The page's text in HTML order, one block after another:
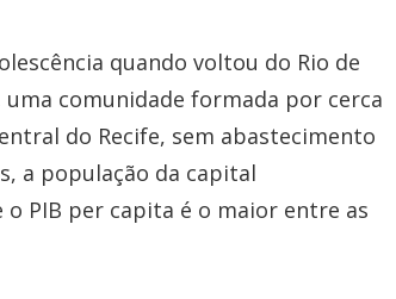
quando voltou do Rio de
uma comunidade formada por cerca
do Recife, sem abastecimento
a população da capital
o PIB per capita é o maior entre as